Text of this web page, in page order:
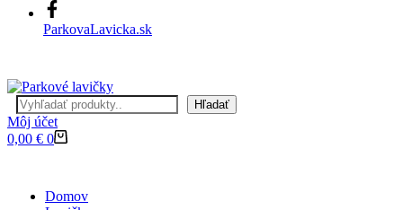
ParkovaLavicka.sk
Hľadať Hľadať
Môj účet
Nákupný
0,00 € 0
Domov